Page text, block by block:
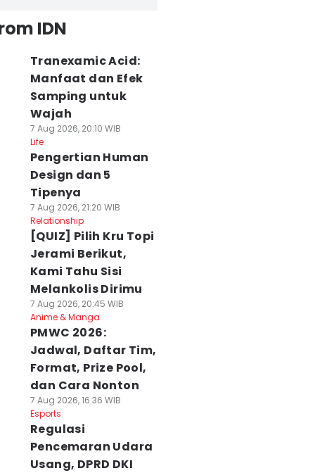
IDN
Tranexamic Acid:
Manfaat dan Efek
Samping untuk
Wajah
7 Aug 2026, 20:10 WIB
Life
Pengertian Human
Design dan 5
Tipenya
7 Aug 2026, 21:20 WIB
Relationship
[QUIZ] Pilih Kru Topi
Jerami Berikut,
Kami Tahu Sisi
Melankolis Dirimu
7 Aug 2026, 20:45 WIB
Anime & Manga
PMWC 2026:
Jadwal, Daftar Tim,
Format, Prize Pool,
dan Cara Nonton
7 Aug 2026, 16:36 WIB
Esports
Regulasi
Pencemaran Udara
Usang, DPRD DKI